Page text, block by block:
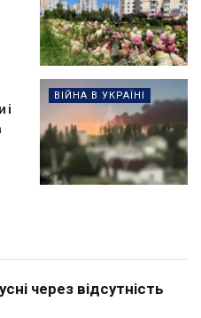
ВІЙНА В УКРАЇНІ
і
через відсутність